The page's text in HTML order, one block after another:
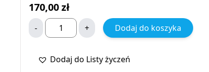
170,00zł
- + Dodaj do koszyka
Dodaj do Listy życzeń